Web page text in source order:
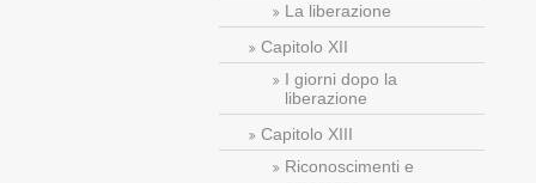
La liberazione
Capitolo XII
I giorni dopo la
liberazione
Capitolo XIII
Riconoscimenti e